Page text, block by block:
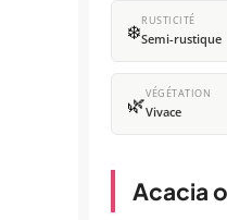
❄️RUSTICITÉ
Semi-rustique
🌿VÉGÉTATION
Vivace
Acacia